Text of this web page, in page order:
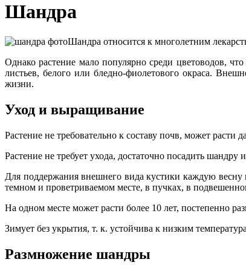
Шандра
Шандра относится к многолетним
Однако растение мало популярно среди цветоводов,
листьев, белого или бледно-фиолетового окраса.
жизни.
Уход и выращивание
Растение не требовательно к составу почв, может расти
Растение не требует ухода, достаточно посадить
Для поддержания внешнего вида кустики каждую весну
темном и проветриваемом месте, в пучках, в
На одном месте может расти более 10 лет, постепенно
Зимует без укрытия, т. к. устойчива к низким
Размножение шандры